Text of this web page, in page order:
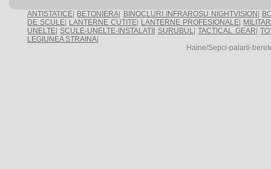
ANTISTATICE BETONIERA BINOCLURI INFRAROSU NIGHTVISION
DE SCULE
LANTERNE CUTITE LANTERNE PROFESIONALE
UNELTE SCULE-UNELTE-INSTALATII SURUBUL|TACTICAL GEAR |
LEGIUNEA STRAINA
Haine/Sepci-palarii-